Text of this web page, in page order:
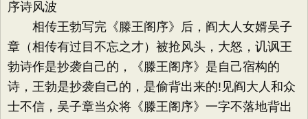
序诗风波
相传王勃写完《滕王阁序》后，阎大人女婿吴子
章（相传有过目不忘之才）被抢风头，大怒，讥讽王
勃诗作是抄袭自己的，《滕王阁序》是自己宿构的
诗，王勃是抄袭自己的，是偷背出来的!见阎大人和众
士不信，吴子章当众将《滕王阁序》一字不落地背出